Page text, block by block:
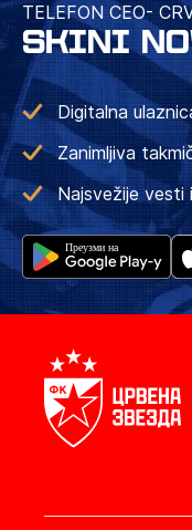
TELEFON CEO-
SKINI
Digitalna
Zanimljiva
Najsvežije vesti